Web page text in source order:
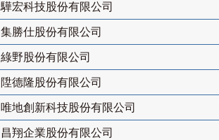
驊宏科技股份有限公司
集勝仕股份有限公司
綠野股份有限公司
陞德隆股份有限公司
唯地創新科技股份有限公司
昌翔企業股份有限公司